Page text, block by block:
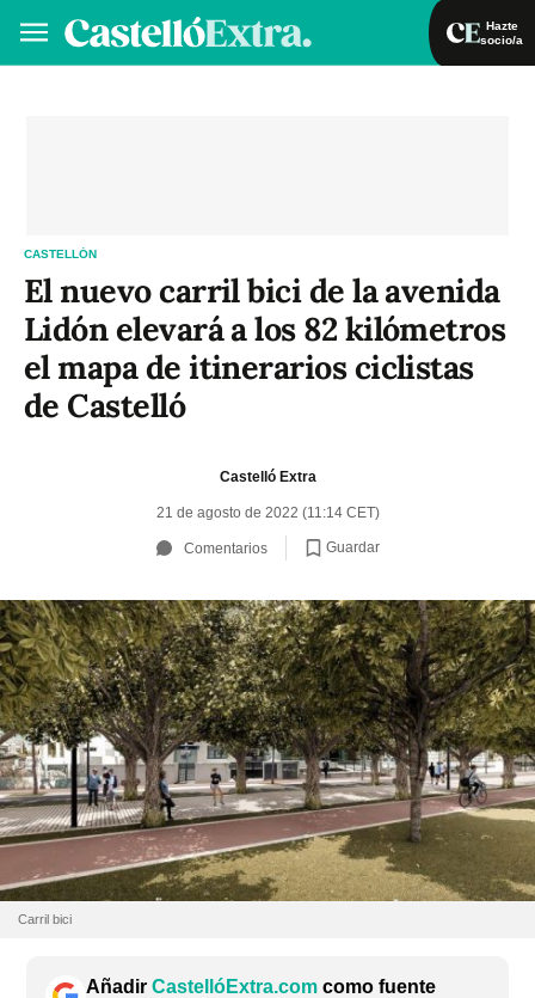
Hazte
socio/a
CASTELLÓN
El nuevo carril bici de la avenida
Lidón elevará a los 82 kilómetros
el mapa de itinerarios ciclistas
de Castelló
Castelló Extra
21 de agosto de 2022 (11:14 CET)
Comentarios Guardar
Carril bici
Añadir CastellóExtra.com como fuente